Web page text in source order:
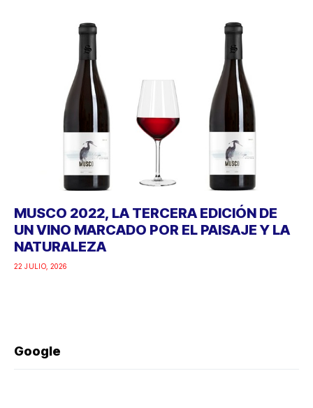
MUSCO 2022, LA TERCERA EDICIÓN DE
UN VINO MARCADO POR EL PAISAJE Y LA
NATURALEZA
22 JULIO, 2026
Google